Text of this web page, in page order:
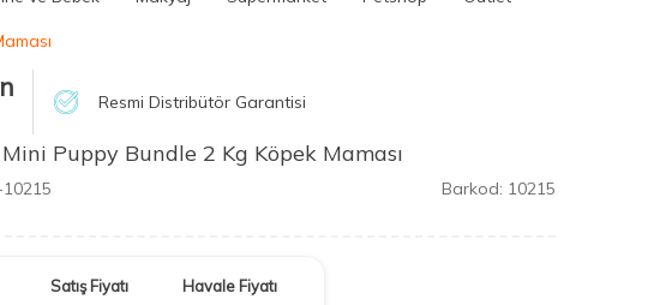
Resmi Distribütör Garantisi
Puppy Bundle 2 Kg Köpek Maması
10215 Barkod: 10215
Satış Fiyatı Havale Fiyatı